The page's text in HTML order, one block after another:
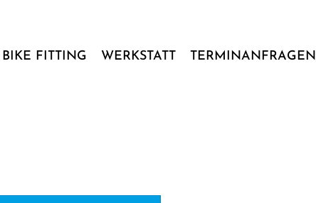
BIKE FITTING WERKSTATT TERMINANFRAGEN